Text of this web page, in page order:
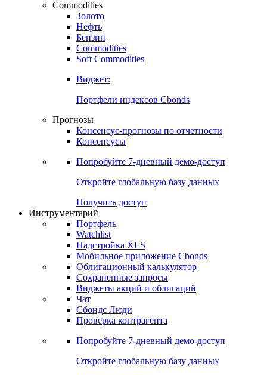
Commodities
Золото
Нефть
Бензин
Commodities
Soft Commodities
Виджет:
Портфели индексов Cbonds
Прогнозы
Консенсус-прогнозы по отчетности
Консенсусы
Попробуйте 7-дневный демо-доступ
Откройте глобальную базу данных
Получить доступ
Инструментарий
Портфель
Watchlist
Надстройка XLS
Мобильное приложение Cbonds
Облигационный калькулятор
Сохраненные запросы
Виджеты акций и облигаций
Чат
Сбондс Люди
Проверка контрагента
Попробуйте 7-дневный демо-доступ
Откройте глобальную базу данных